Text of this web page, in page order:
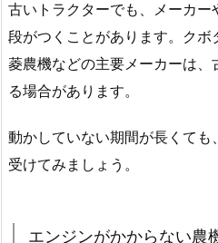
古いトラクターでも、メーカ
段がつくことがあります。ク
菱農機などの主要メーカーは
る場合があります。
動かしていない期間が長くて
受けてみましょう。
エンジンがかからない農